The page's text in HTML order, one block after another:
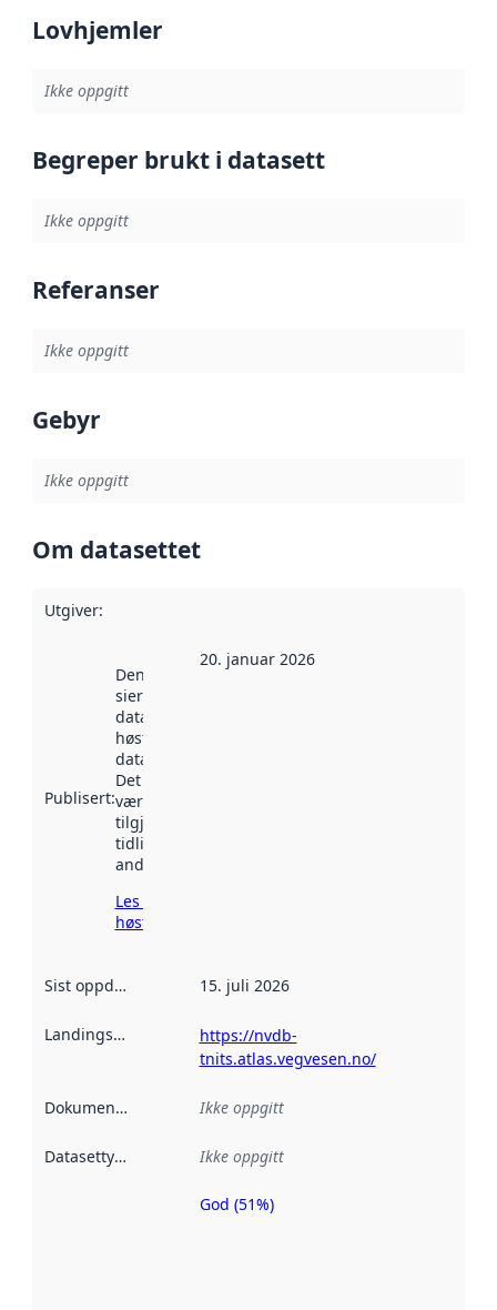
Lovhjemler
Ikke oppgitt
Begreper brukt i datasett
Ikke oppgitt
Referanser
Ikke oppgitt
Gebyr
Ikke oppgitt
Om datasettet
Utgiver:
Publisert:
Denne datoen
sier når
datasettet ble
høstet av
data.norge.no.
Det kan ha
vært
tilgjengelig
tidligere
andre steder.
Les mer om
høsting her
20. januar 2026
Sist oppdatert 15. juli 2026
Landingsside
https://nvdb-
tnits.atlas.vegvesen.no/
Dokumentasjon Ikke oppgitt
Datasettype Ikke oppgitt
Metadatakvalitet
God (51%)